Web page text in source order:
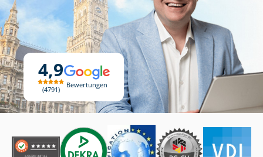
4,9
4791
Bewertungen